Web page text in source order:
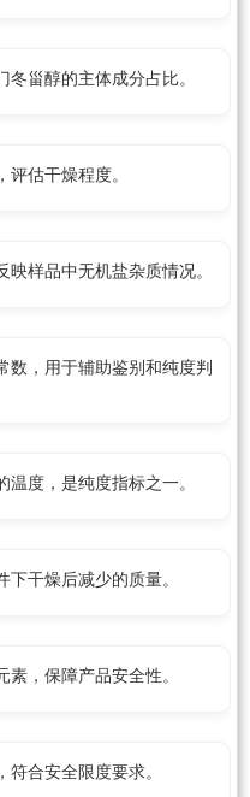
甾醇的主体成分占比。
估干燥程度。
样品中无机盐杂质情况。
数，用于辅助鉴别和纯度判
度，是纯度指标之一。
干燥后减少的质量。
，保障产品安全性。
合安全限度要求。